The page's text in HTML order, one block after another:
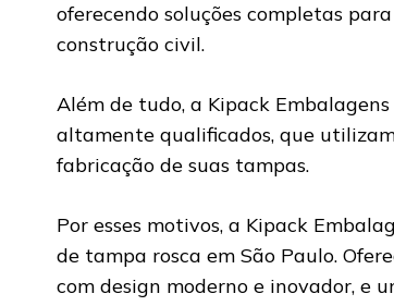
oferecendo soluções completas
construção civil.
Além de tudo, a Kipack
altamente qualificados, que
fabricação de suas tampas.
Por esses motivos, a Kipack
de tampa rosca em São Paulo.
com design moderno e inovador, e